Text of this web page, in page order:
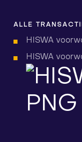
ALLE
HISWA
HISWA